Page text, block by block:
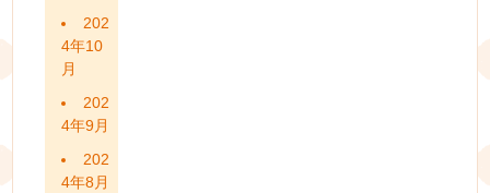
202
4年10
月
202
4年9月
202
4年8月